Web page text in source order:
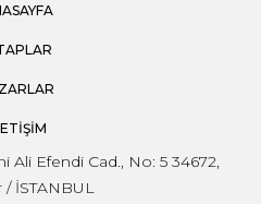
Ali Efendi Cad., No: 5 34672,
/ İSTANBUL